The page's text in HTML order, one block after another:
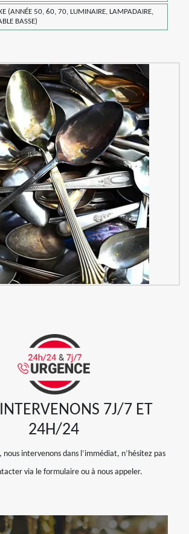
(ANNÉE 50, 60, 70, LUMINAIRE, LAMPADAIRE,
BASSE)
7J/7 ET
24H/24
nous intervenons dans l’immédiat, n’hésitez pas
via le formulaire ou à nous appeler.